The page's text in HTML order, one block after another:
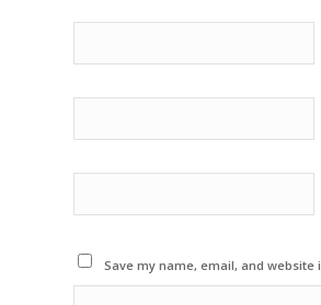
Save my name, email, and